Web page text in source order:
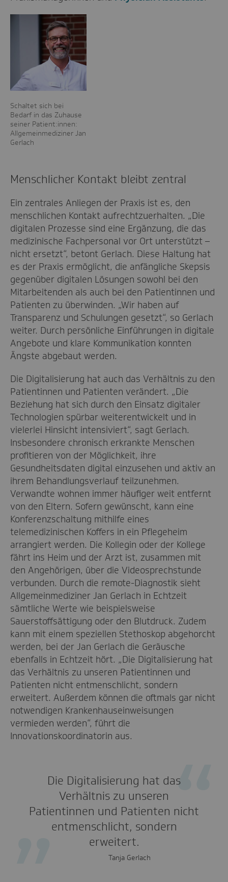
Schaltet sich bei
Bedarf in das Zuhause
seiner Patient:innen:
Allgemeinmediziner Jan
Gerlach
Menschlicher Kontakt bleibt zentral
Ein zentrales Anliegen der Praxis ist es, den
menschlichen Kontakt aufrechtzuerhalten. „Die
digitalen Prozesse sind eine Ergänzung, die das
medizinische Fachpersonal vor Ort unterstützt –
nicht ersetzt“, betont Gerlach. Diese Haltung hat
es der Praxis ermöglicht, die anfängliche Skepsis
gegenüber digitalen Lösungen sowohl bei den
Mitarbeitenden als auch bei den Patientinnen und
Patienten zu überwinden. „Wir haben auf
Transparenz und Schulungen gesetzt“, so Gerlach
weiter. Durch persönliche Einführungen in digitale
Angebote und klare Kommunikation konnten
Ängste abgebaut werden.
Die Digitalisierung hat auch das Verhältnis zu den
Patientinnen und Patienten verändert. „Die
Beziehung hat sich durch den Einsatz digitaler
Technologien spürbar weiterentwickelt und in
vielerlei Hinsicht intensiviert“, sagt Gerlach.
Insbesondere chronisch erkrankte Menschen
profitieren von der Möglichkeit, ihre
Gesundheitsdaten digital einzusehen und aktiv an
ihrem Behandlungsverlauf teilzunehmen.
Verwandte wohnen immer häufiger weit entfernt
von den Eltern. Sofern gewünscht, kann eine
Konferenzschaltung mithilfe eines
telemedizinischen Koffers in ein Pflegeheim
arrangiert werden. Die Kollegin oder der Kollege
fährt ins Heim und der Arzt ist, zusammen mit
den Angehörigen, über die Videosprechstunde
verbunden. Durch die remote-Diagnostik sieht
Allgemeinmediziner Jan Gerlach in Echtzeit
sämtliche Werte wie beispielsweise
Sauerstoffsättigung oder den Blutdruck. Zudem
kann mit einem speziellen Stethoskop abgehorcht
werden, bei der Jan Gerlach die Geräusche
ebenfalls in Echtzeit hört. „Die Digitalisierung hat
das Verhältnis zu unseren Patientinnen und
Patienten nicht entmenschlicht, sondern
erweitert. Außerdem können die oftmals gar nicht
notwendigen Krankenhauseinweisungen
vermieden werden“, führt die
Innovationskoordinatorin aus.
Die Digitalisierung hat das
Verhältnis zu unseren
Patientinnen und Patienten nicht
entmenschlicht, sondern
erweitert.
Tanja Gerlach